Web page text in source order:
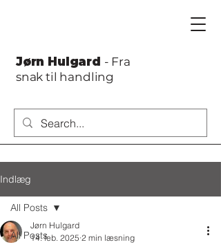
Jørn Hulgard - Fra
snak til handling
Indlæg
All Posts
All Posts
Jørn Hulgard
14. feb. 2025 2 min læsning